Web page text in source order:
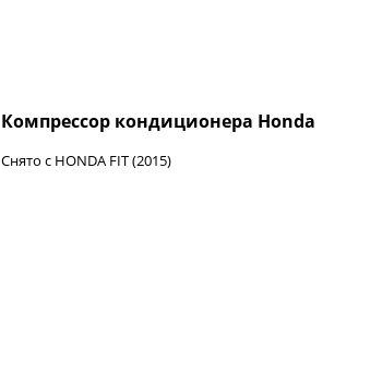
Компрессор кондиционера Honda
Снято с HONDA FIT (2015)